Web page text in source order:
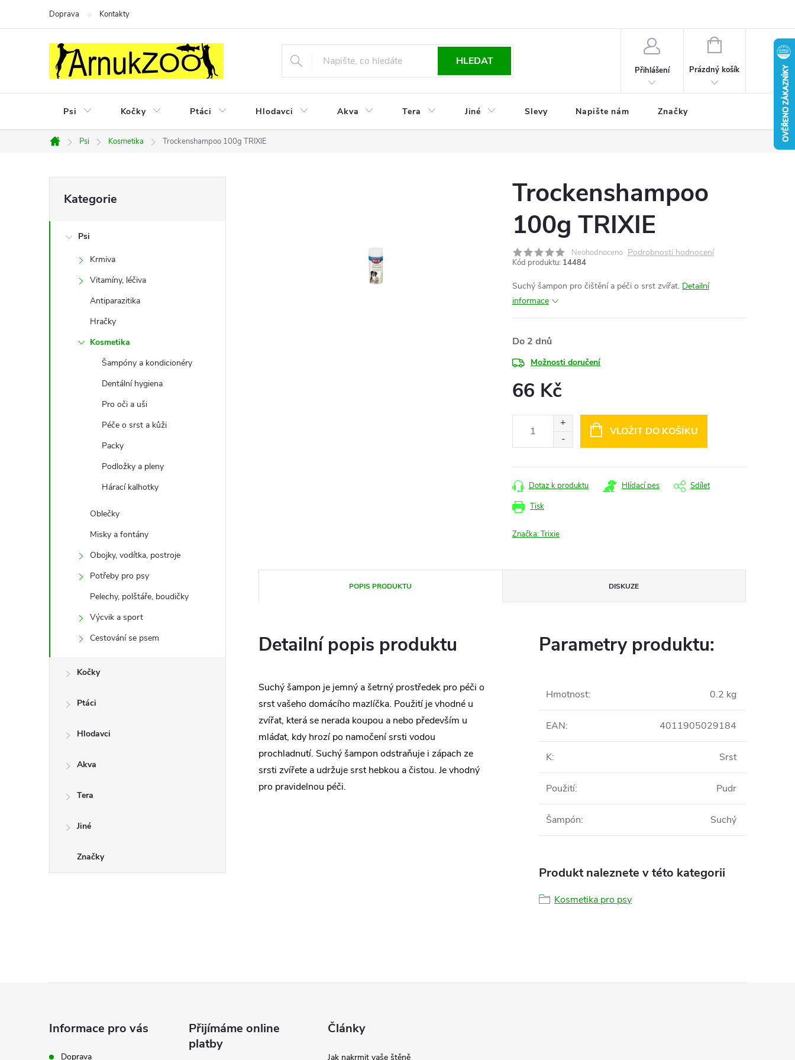
Doprava Kontakty
HLEDAT
Přihlášení
NÁKUPNÍ
Prázdný košík
Psi Kočky Ptáci Hlodavci Akva Tera Jiné Slevy Napište nám Značky
Domů
Psi Kosmetika Trockenshampoo 100g TRIXIE
o
kategorie
Kategorie
Psi
Krmiva
Vitamíny, léčiva
Antiparazitika
Hračky
Kosmetika
Šampóny a kondicionéry
Dentální hygiena
Pro oči a uši
Péče o srst a kůži
Packy
Podložky a pleny
Hárací kalhotky
Oblečky
Misky a fontány
Obojky, vodítka, postroje
Potřeby pro psy
Pelechy, polštáře, boudičky
Výcvik a sport
Cestování se psem
Kočky
Ptáci
Hlodavci
Akva
Tera
Jiné
Značky
Trockenshampoo
100g TRIXIE
Neohodnoceno Podrobnosti hodnocení
Kód produktu: 14484
Suchý šampon pro čištění a péči o srst zvířat. Detailní
informace
Do 2 dnů
Možnosti doručení
66 Kč
VLOŽIT DO KOŠÍKU
Tisk
Dotaz k produktu Hlídací pes Sdílet
Značka:Trixie
POPIS PRODUKTU DISKUZE
Detailní popis produktu
Suchý šampon je jemný a šetrný prostředek pro péči o
srst vašeho domácího mazlíčka. Použití je vhodné u
zvířat, která se nerada koupou a nebo především u
mláďat, kdy hrozí po namočení srsti vodou
prochladnutí. Suchý šampon odstraňuje i zápach ze
srsti zvířete a udržuje srst hebkou a čistou. Je vhodný
pro pravidelnou péči.
Parametry produktu:
Hmotnost: 0.2 kg
EAN: 4011905029184
K: Srst
Použití: Pudr
Šampón: Suchý
Produkt naleznete v této kategorii
Kosmetika pro psy
Informace pro vás
Doprava
Přijímáme online
platby
Články
Jak nakrmit vaše štěně